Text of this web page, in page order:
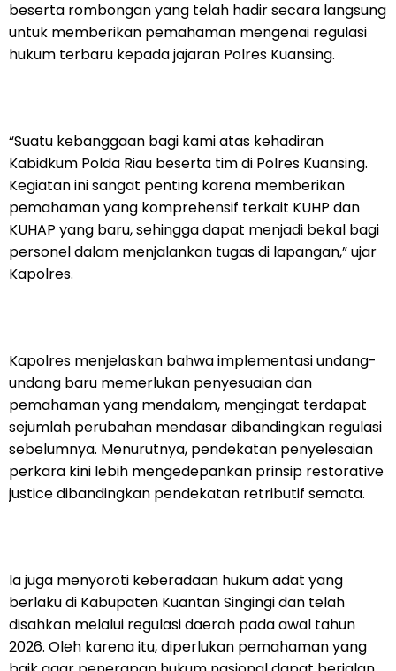
beserta rombongan yang telah hadir secara langsung
untuk memberikan pemahaman mengenai regulasi
hukum terbaru kepada jajaran Polres Kuansing.
“Suatu kebanggaan bagi kami atas kehadiran
Kabidkum Polda Riau beserta tim di Polres Kuansing.
Kegiatan ini sangat penting karena memberikan
pemahaman yang komprehensif terkait KUHP dan
KUHAP yang baru, sehingga dapat menjadi bekal bagi
personel dalam menjalankan tugas di lapangan,” ujar
Kapolres.
Kapolres menjelaskan bahwa implementasi undang-
undang baru memerlukan penyesuaian dan
pemahaman yang mendalam, mengingat terdapat
sejumlah perubahan mendasar dibandingkan regulasi
sebelumnya. Menurutnya, pendekatan penyelesaian
perkara kini lebih mengedepankan prinsip restorative
justice dibandingkan pendekatan retributif semata.
Ia juga menyoroti keberadaan hukum adat yang
berlaku di Kabupaten Kuantan Singingi dan telah
disahkan melalui regulasi daerah pada awal tahun
2026. Oleh karena itu, diperlukan pemahaman yang